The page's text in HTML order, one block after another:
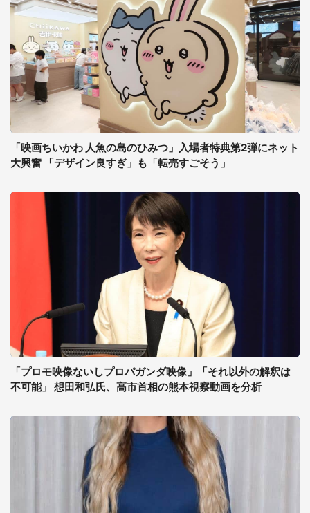
「映画ちいかわ 人魚の島のひみつ」入場者特典第2弾にネット
大興奮 「デザイン良すぎ」も「転売すごそう」
「プロモ映像ないしプロパガンダ映像」「それ以外の解釈は
不可能」 想田和弘氏、高市首相の熊本視察動画を分析